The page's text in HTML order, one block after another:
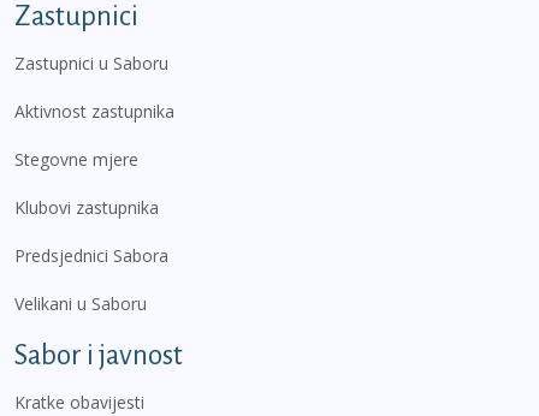
Zastupnici
Zastupnici u Saboru
Aktivnost zastupnika
Stegovne mjere
Klubovi zastupnika
Predsjednici Sabora
Velikani u Saboru
Sabor i javnost
Kratke obavijesti